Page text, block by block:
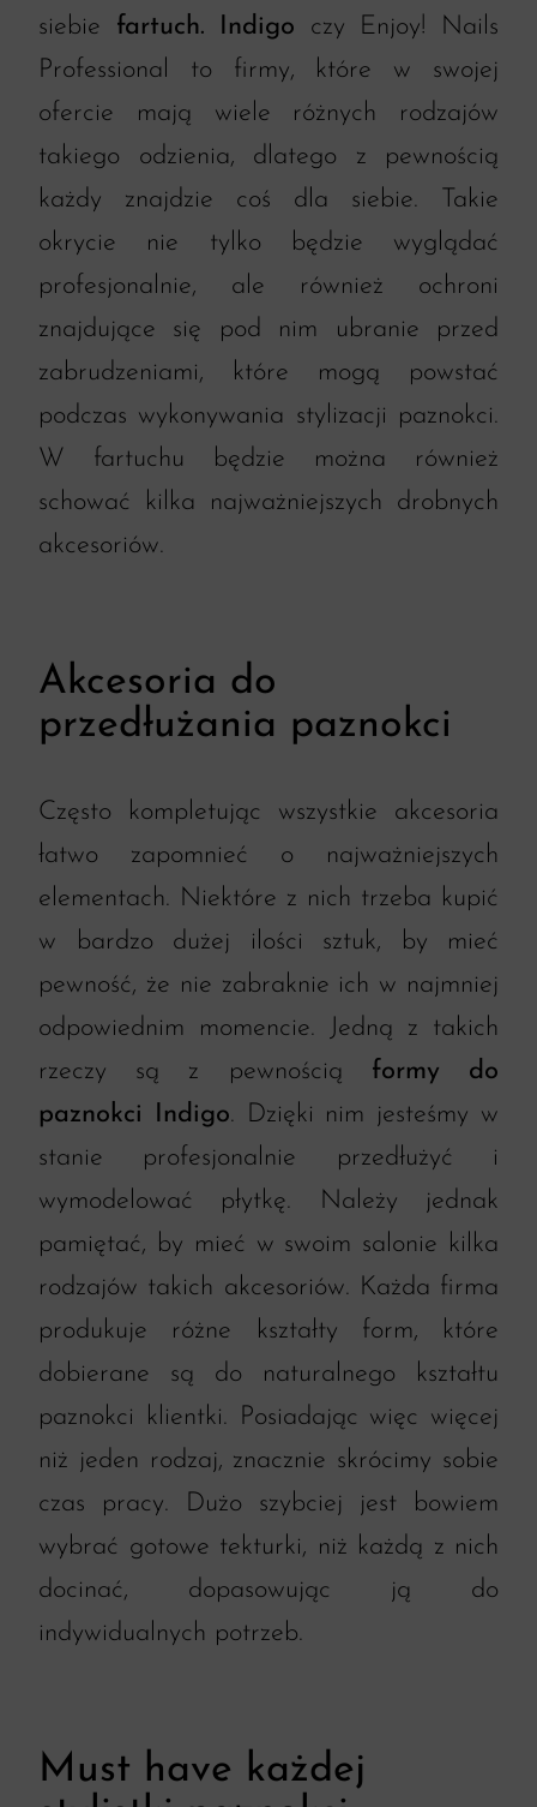
siebie fartuch. Indigo czy Enjoy! Nails
Professional to firmy, które w swojej
ofercie mają wiele różnych rodzajów
takiego odzienia, dlatego z pewnością
każdy znajdzie coś dla siebie. Takie
okrycie nie tylko będzie wyglądać
profesjonalnie, ale również ochroni
znajdujące się pod nim ubranie przed
zabrudzeniami, które mogą powstać
podczas wykonywania stylizacji paznokci.
W fartuchu będzie można również
schować kilka najważniejszych drobnych
akcesoriów.
Akcesoria do
przedłużania paznokci
Często kompletując wszystkie akcesoria
łatwo zapomnieć o najważniejszych
elementach. Niektóre z nich trzeba kupić
w bardzo dużej ilości sztuk, by mieć
pewność, że nie zabraknie ich w najmniej
odpowiednim momencie. Jedną z takich
rzeczy są z pewnością formy do
paznokci Indigo. Dzięki nim jesteśmy w
stanie profesjonalnie przedłużyć i
wymodelować płytkę. Należy jednak
pamiętać, by mieć w swoim salonie kilka
rodzajów takich akcesoriów. Każda firma
produkuje różne kształty form, które
dobierane są do naturalnego kształtu
paznokci klientki. Posiadając więc więcej
niż jeden rodzaj, znacznie skrócimy sobie
czas pracy. Dużo szybciej jest bowiem
wybrać gotowe tekturki, niż każdą z nich
docinać, dopasowując ją do
indywidualnych potrzeb.
Must have każdej